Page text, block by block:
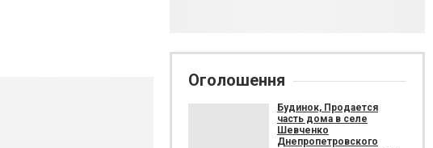
Оголошення
Будинок, Продается
часть дома в селе
Шевченко
Днепропетровского